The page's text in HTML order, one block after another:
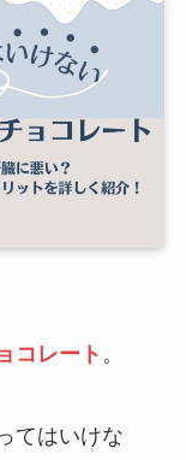
コレート 。
てはいけな